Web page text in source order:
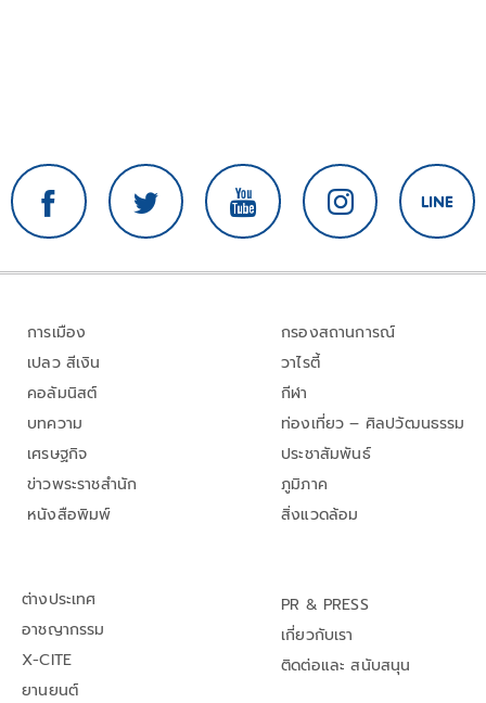
การเมือง
เปลว สีเงิน
คอลัมนิสต์
บทความ
เศรษฐกิจ
ข่าวพระราชสำนัก
หนังสือพิมพ์
กรองสถานการณ์
วาไรตี้
กีฬา
ท่องเที่ยว – ศิลปวัฒนธรรม
ประชาสัมพันธ์
ภูมิภาค
สิ่งแวดล้อม
ต่างประเทศ
อาชญากรรม
X-CITE
ยานยนต์
PR & PRESS
เกี่ยวกับเรา
ติดต่อและ สนับสนุน